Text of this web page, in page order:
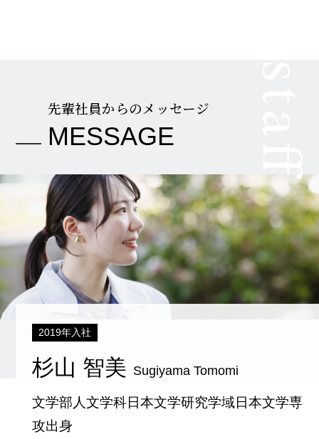
先輩社員からのメッセージ
MESSAGE
2019年入社
杉山 智美 Sugiyama Tomomi
文学部人文学科日本文学研究学域日本文学専
攻出身